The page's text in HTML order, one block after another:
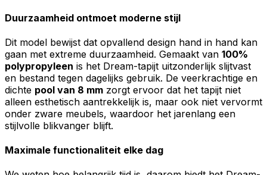
Duurzaamheid ontmoet moderne stijl
Dit model bewijst dat opvallend design hand in hand kan
gaan met extreme duurzaamheid. Gemaakt van 100%
polypropyleen is het Dream-tapijt uitzonderlijk slijtvast
en bestand tegen dagelijks gebruik. De veerkrachtige en
dichte pool van 8 mm zorgt ervoor dat het tapijt niet
alleen esthetisch aantrekkelijk is, maar ook niet vervormt
onder zware meubels, waardoor het jarenlang een
stijlvolle blikvanger blijft.
Maximale functionaliteit elke dag